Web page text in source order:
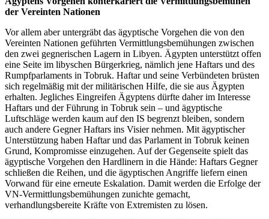
der Vereinten Nationen
Vor allem aber untergräbt das ägyptische Vorgehen die von den
Vereinten Nationen geführten Vermittlungsbemühungen zwischen
den zwei gegnerischen Lagern in Libyen. Ägypten unterstützt offen
eine Seite im libyschen Bürgerkrieg, nämlich jene Haftars und des
Rumpfparlaments in Tobruk. Haftar und seine Verbündeten brüsten
sich regelmäßig mit der militärischen Hilfe, die sie aus Ägypten
erhalten. Jegliches Eingreifen Ägyptens dürfte daher im Interesse
Haftars und der Führung in Tobruk sein – und ägyptische
Luftschläge werden kaum auf den IS begrenzt bleiben, sondern
auch andere Gegner Haftars ins Visier nehmen. Mit ägyptischer
Unterstützung haben Haftar und das Parlament in Tobruk keinen
Grund, Kompromisse einzugehen. Auf der Gegenseite spielt das
ägyptische Vorgehen den Hardlinern in die Hände: Haftars Gegner
schließen die Reihen, und die ägyptischen Angriffe liefern einen
Vorwand für eine erneute Eskalation. Damit werden die Erfolge der
VN-Vermittlungsbemühungen zunichte gemacht,
verhandlungsbereite Kräfte von Extremisten zu lösen.